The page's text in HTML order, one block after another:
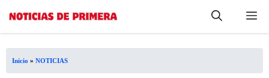
Saltar
contenido
Inicio » NOTICIAS